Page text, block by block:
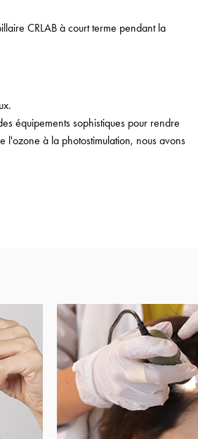
CRLAB à court terme pendant la
équipements sophistiques pour rendre
l'ozone à la photostimulation, nous avons